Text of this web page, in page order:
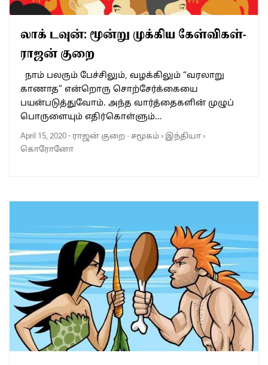
லாக் டவுன்: மூன்று முக்கிய கேள்விகள்-
ராஜன் குறை
நாம் பலரும் பேச்சிலும், வழக்கிலும் “வரலாறு
காணாத” என்றொரு சொற்சேர்க்கையை
பயன்படுத்துவோம். அந்த வார்த்தைகளின் முழுப்
பொருளையும் எதிர்கொள்ளும்…
April 15, 2020- ராஜன் குறை · சமூகம்› இந்தியா›
கொரோனோ